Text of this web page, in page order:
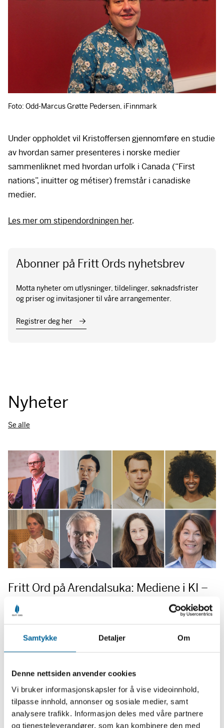
Samtykke Detaljer Om
Denne nettsiden anvender cookies
Vi bruker informasjonskapsler for å vise videoinnhold,
tilpasse innhold, annonser og sosiale medier, samt
analysere trafikk. Informasjon deles med våre partnere
og tjenesteleverandører, som kan kombinere den med
Foto: Odd-Marcus Grøtte Pedersen, iFinnmark
Under oppholdet vil Kristoffersen gjennomføre en studie
av hvordan samer presenteres i norske medier
sammenliknet med hvordan urfolk i Canada (“First
nations”, inuitter og métiser) fremstår i canadiske
medier.
Les mer om stipendordningen her.
Abonner på Fritt Ords nyhetsbrev
Motta nyheter om utlysninger, tildelinger, søknadsfrister
og priser og invitasjoner til våre arrangementer.
Registrer deg her
Nyheter
Se alle
Fritt Ord på Arendalsuka: Mediene i KI –
og Hvem slipper til i media
Fritt Ord er på Arendalsuka i august: Hvilke stemmer slipper til i
mediene? Og hvordan endrer kunstig intelligens
debattene til Bystyresalen i Arendal med to samtaler om
Kl. 14.30: «Hvem kommer til orde i norske medier?»
Kl. 16.30: «KI og veien videre for mediene»